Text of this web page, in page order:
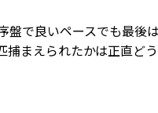
で良いペースでも最後
まえられたかは正直ど